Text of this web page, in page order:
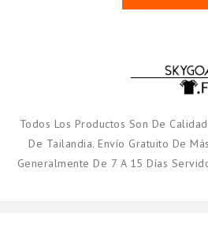
Todos Los Productos Son De
De Tailandia. Envío Gratuito De
Generalmente De 7 A 15 Días